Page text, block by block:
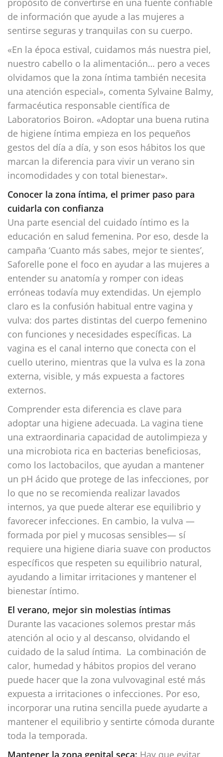
propósito de convertirse en una fuente confiable
de información que ayude a las mujeres a
sentirse seguras y tranquilas con su cuerpo.
«En la época estival, cuidamos más nuestra piel,
nuestro cabello o la alimentación… pero a veces
olvidamos que la zona íntima también necesita
una atención especial», comenta Sylvaine Balmy,
farmacéutica responsable científica de
Laboratorios Boiron. «Adoptar una buena rutina
de higiene íntima empieza en los pequeños
gestos del día a día, y son esos hábitos los que
marcan la diferencia para vivir un verano sin
incomodidades y con total bienestar».
Conocer la zona íntima, el primer paso para
cuidarla con confianza
Una parte esencial del cuidado íntimo es la
educación en salud femenina. Por eso, desde la
campaña ‘Cuanto más sabes, mejor te sientes’,
Saforelle pone el foco en ayudar a las mujeres a
entender su anatomía y romper con ideas
erróneas todavía muy extendidas. Un ejemplo
claro es la confusión habitual entre vagina y
vulva: dos partes distintas del cuerpo femenino
con funciones y necesidades específicas. La
vagina es el canal interno que conecta con el
cuello uterino, mientras que la vulva es la zona
externa, visible, y más expuesta a factores
externos.
Comprender esta diferencia es clave para
adoptar una higiene adecuada. La vagina tiene
una extraordinaria capacidad de autolimpieza y
una microbiota rica en bacterias beneficiosas,
como los lactobacilos, que ayudan a mantener
un pH ácido que protege de las infecciones, por
lo que no se recomienda realizar lavados
internos, ya que puede alterar ese equilibrio y
favorecer infecciones. En cambio, la vulva —
formada por piel y mucosas sensibles— sí
requiere una higiene diaria suave con productos
específicos que respeten su equilibrio natural,
ayudando a limitar irritaciones y mantener el
bienestar íntimo.
El verano, mejor sin molestias íntimas
Durante las vacaciones solemos prestar más
atención al ocio y al descanso, olvidando el
cuidado de la salud íntima. La combinación de
calor, humedad y hábitos propios del verano
puede hacer que la zona vulvovaginal esté más
expuesta a irritaciones o infecciones. Por eso,
incorporar una rutina sencilla puede ayudarte a
mantener el equilibrio y sentirte cómoda durante
toda la temporada.
Mantener la zona genital seca: Hay que evitar